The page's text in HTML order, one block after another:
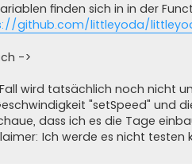
finden sich in in der
github.com/littleyoda/littleyod
->
wird tatsächlich noch nicht
"setSpeed" und
dass ich es die Tage
Ich werde es nicht